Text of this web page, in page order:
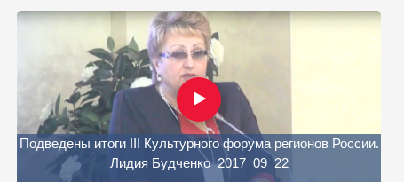
Подведены итоги III Культурного форума регионов России.
Лидия Будченко_2017_09_22